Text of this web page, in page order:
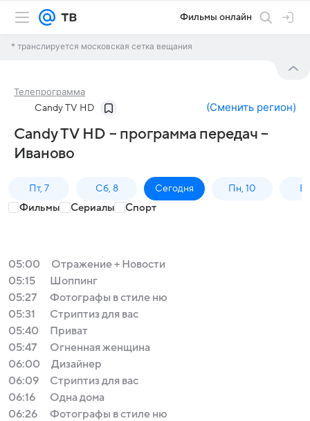
Фильмы онлайн
* транслируется московская сетка вещания
Телепрограмма
Candy TV HD (Сменить регион)
Candy TV HD – программа передач –
Иваново
Пт, 7 Сб, 8 Сегодня Пн, 10
Фильмы Сериалы Спорт
05:00
Отражение + Новости
05:15
Шоппинг
05:27
Фотографы в стиле ню
05:31
Стриптиз для вас
05:40
Приват
05:47
Огненная женщина
06:00
Дизайнер
06:09
Стриптиз для вас
06:16
Одна дома
06:26
Фотографы в стиле ню